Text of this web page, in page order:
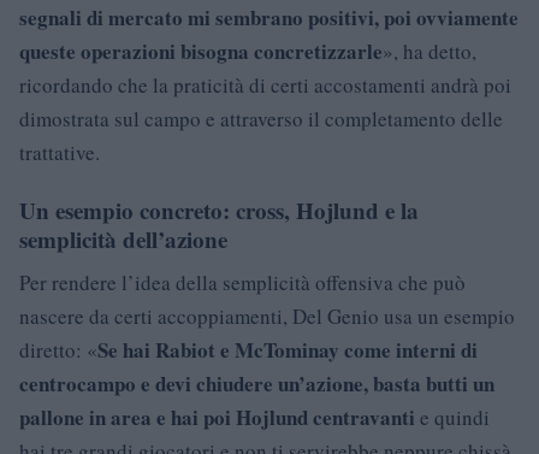
segnali di mercato mi sembrano positivi, poi ovviamente
queste operazioni bisogna concretizzarle», ha detto,
ricordando che la praticità di certi accostamenti andrà poi
dimostrata sul campo e attraverso il completamento delle
trattative.
Un esempio concreto: cross, Hojlund e la
semplicità dell’azione
Per rendere l’idea della semplicità offensiva che può
nascere da certi accoppiamenti, Del Genio usa un esempio
diretto: «Se hai Rabiot e McTominay come interni di
centrocampo e devi chiudere un’azione, basta butti un
pallone in area e hai poi Hojlund centravanti e quindi